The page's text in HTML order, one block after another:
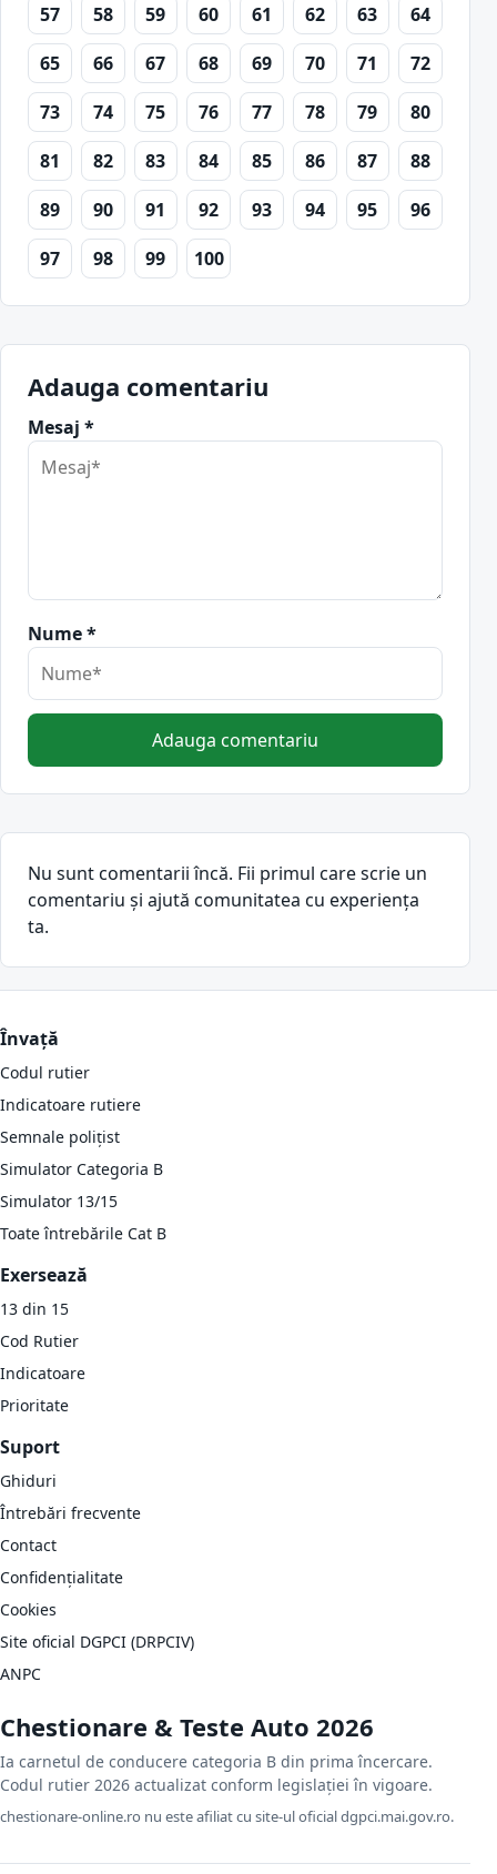
57
58 59 60 61 62 63
64
65
66 67 68 69 70 71
72
73
74 75 76 77 78 79
80
81
82 83 84 85 86 87
88
89
90 91 92 93 94 95
96
97
98 99 100
Adauga comentariu
Mesaj *
Nume *
Adauga comentariu
Nu sunt comentarii încă. Fii primul care scrie un
comentariu și ajută comunitatea cu experiența
ta.
Învață
Codul rutier
Indicatoare rutiere
Semnale polițist
Simulator Categoria B
Simulator 13/15
Toate întrebările Cat B
Exersează
13 din 15
Cod Rutier
Indicatoare
Prioritate
Suport
Ghiduri
Întrebări frecvente
Contact
Confidențialitate
Cookies
Site oficial DGPCI (DRPCIV)
ANPC
Chestionare & Teste Auto 2026
Ia carnetul de conducere categoria B din prima încercare.
Codul rutier 2026 actualizat conform legislației în vigoare.
chestionare-online.ro nu este afiliat cu site-ul oficial dgpci.mai.gov.ro.